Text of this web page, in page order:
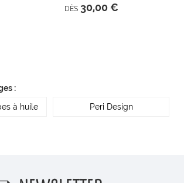
DÈS 30,00 €
:
à huile
Peri Design